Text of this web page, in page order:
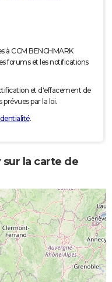
à CCM BENCHMARK
forums et les notifications
et d'effacement de
par la loi.
.
la carte de